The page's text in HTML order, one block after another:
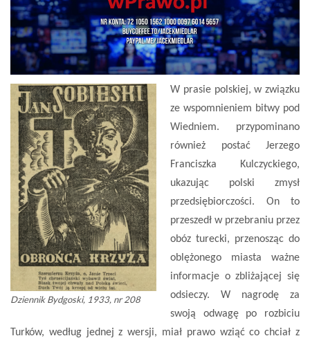
Dziennik Bydgoski, 1933, nr 208
W prasie polskiej, w związku
ze wspomnieniem bitwy pod
Wiedniem. przypominano
również postać Jerzego
Franciszka Kulczyckiego,
ukazując polski zmysł
przedsiębiorczości. On to
przeszedł w przebraniu przez
obóz turecki, przenosząc do
oblężonego miasta ważne
informacje o zbliżającej się
odsieczy. W nagrodę za
swoją odwagę po rozbiciu
Turków, według jednej z wersji, miał prawo wziąć co chciał z